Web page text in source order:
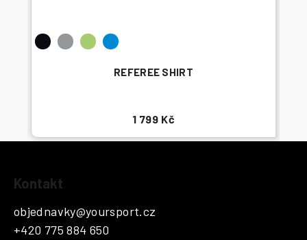
REFEREE SHIRT
1 799 Kč
Kontakt
objednavky@yoursport.cz
+420 775 884 650